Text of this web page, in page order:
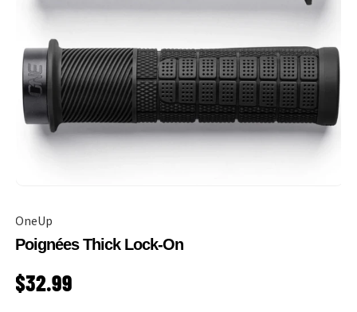
OneUp
Poignées Thick Lock-On
PRIX HABITUEL
$32.99